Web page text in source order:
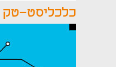
כלכליסט-טק